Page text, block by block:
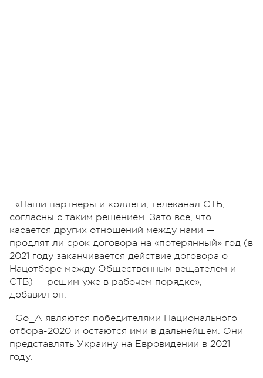
«Наши партнеры и коллеги, телеканал СТБ,
согласны с таким решением. Зато все, что
касается других отношений между нами —
продлят ли срок договора на «потерянный» год (в
2021 году заканчивается действие договора о
Нацотборе между Общественным вещателем и
СТБ) — решим уже в рабочем порядке», —
добавил он.
Go_A являются победителями Национального
отбора-2020 и остаются ими в дальнейшем. Они
представлять Украину на Евровидении в 2021
году.